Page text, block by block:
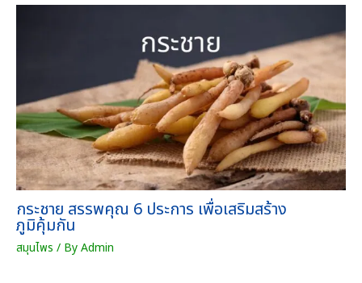
น
กระชาย สรรพคุณ 6 ประการ เพื่อเสริมสร้าง
ภูมิคุ้มกัน
สมุนไพร / ByAdmin